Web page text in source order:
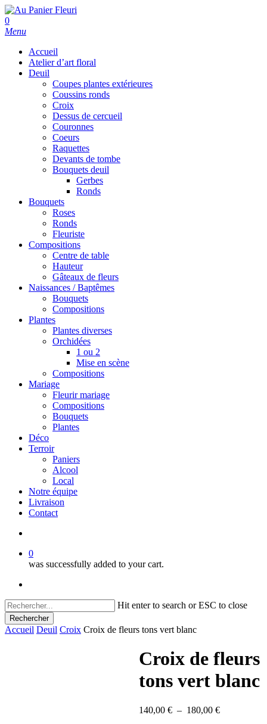
Skip
to
main
search
0
Menu
Accueil
Atelier d’art floral
Deuil
Coupes plantes extérieures
Coussins ronds
Croix
Dessus de cercueil
Couronnes
Coeurs
Raquettes
Devants de tombe
Bouquets deuil
Gerbes
Ronds
Bouquets
Roses
Ronds
Fleuriste
Compositions
Centre de table
Hauteur
Gâteaux de fleurs
Naissances / Baptêmes
Bouquets
Compositions
Plantes
Plantes diverses
Orchidées
1 ou 2
Mise en scène
Compositions
Mariage
Fleurir mariage
Compositions
Bouquets
Plantes
Déco
Terroir
Paniers
Alcool
Local
Notre équipe
Livraison
Contact
0
was successfully added to your cart.
Hit enter to search or ESC to close
Rechercher
Close
Accueil Deuil Croix Croix de fleurs tons vert blanc
Croix de fleurs
tons vert blanc
140,00 € – 180,00 €Plage